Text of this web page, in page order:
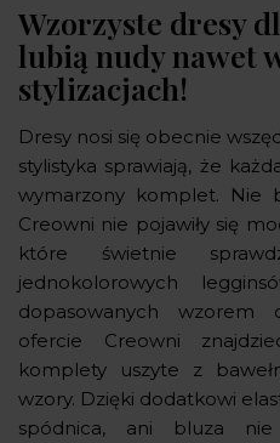
Wzorzyste dresy
lubią nudy nawet
stylizacjach!
Dresy nosi się obecnie
stylistyka sprawiają, że
wymarzony komplet. Nie
Creowni nie pojawiły się
które świetnie
jednokolorowych
dopasowanych wzorem
ofercie Creowni
komplety uszyte z
wzory. Dzięki dodatkowi
spódnica, ani bluza